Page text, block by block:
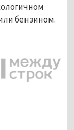
бензином.